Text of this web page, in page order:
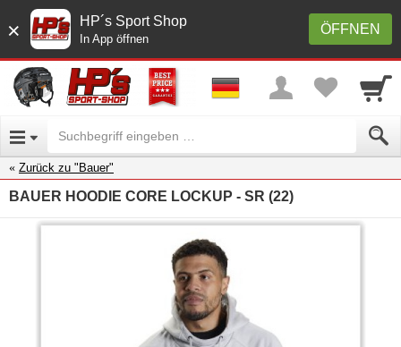
× ÖFFNEN
HP´s Sport Shop
In App öffnen
Zurück zu "Bauer"
BAUER HOODIE CORE LOCKUP - SR (22)